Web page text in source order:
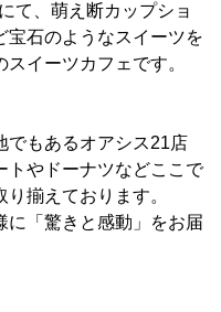
て、萌え断カップショ
宝石のようなスイーツを
イーツカフェです。
でもあるオアシス21店
トやドーナツなどここで
揃えております。
に「驚きと感動」をお届